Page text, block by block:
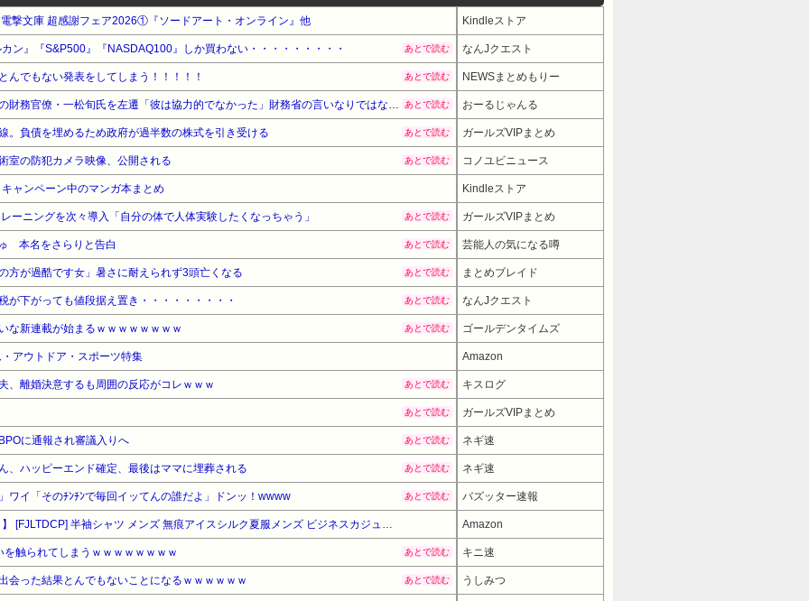
撃文庫 超感謝フェア2026①『ソードアート・オンライン』他 Kindleストア
ン』『S&P500』『NASDAQ100』しか買わない・・・・・・・・・ あとで読む なんJクエスト
んでもない発表をしてしまう！！！！！ あとで読む NEWSまとめもりー
あとで読む おーるじゃんる
。負債を埋めるため政府が過半数の株式を引き受ける あとで読む ガールズVIPまとめ
室の防犯カメラ映像、公開される あとで読む コノユビニュース
ャンペーン中のマンガ本まとめ Kindleストア
ーニングを次々導入「自分の体で人体実験したくなっちゃう」 あとで読む ガールズVIPまとめ
本名をさらりと告白 あとで読む 芸能人の気になる噂
方が過酷です女」暑さに耐えられず3頭亡くなる あとで読む まとめブレイド
が下がっても値段据え置き・・・・・・・・・ あとで読む なんJクエスト
な新連載が始まるｗｗｗｗｗｗｗｗ あとで読む ゴールデンタイムズ
アウトドア・スポーツ特集 Amazon
、離婚決意するも周囲の反応がコレｗｗｗ あとで読む キスログ
あとで読む ガールズVIPまとめ
に通報され審議入りへ あとで読む ネギ速
、ハッピーエンド確定、最後はママに埋葬される あとで読む ネギ速
ワイ「そのﾁﾝﾁﾝで毎回イッてんの誰だよ」ドンッ！wwww あとで読む バズッター速報
Amazon
触られてしまうｗｗｗｗｗｗｗｗ あとで読む キニ速
会った結果とんでもないことになるｗｗｗｗｗｗ あとで読む うしみつ